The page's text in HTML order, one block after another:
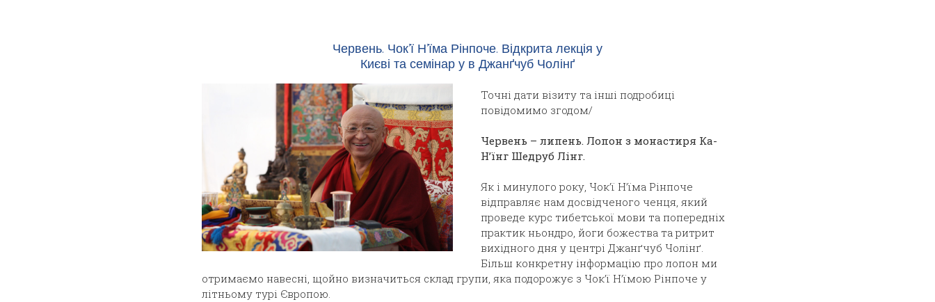
Червень. Чок’ї Н’їма Рінпоче. Відкрита лекція у
Києві та семінар у в Джанґчуб Чолінґ
Точні дати візиту та інші подробиці
повідомимо згодом/
Червень – липень. Лопон з монастиря Ка-
Н’їнг Шедруб Лінг.
Як і минулого року, Чок’ї Н’їма Рінпоче
відправляє нам досвідченого ченця, який
проведе курс тибетської мови та попередніх
практик ньондро, йоги божества та ритрит
вихідного дня у центрі Джанґчуб Чолінґ.
Більш конкретну інформацію про лопон ми
отримаємо навесні, щойно визначиться склад групи, яка подорожує з Чок’ї Н’їмою Рінпоче у
літньому турі Європою.